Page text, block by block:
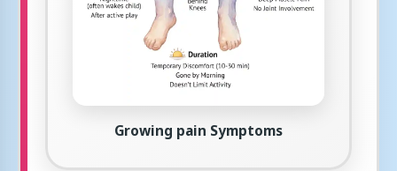
Growing pain Symptoms